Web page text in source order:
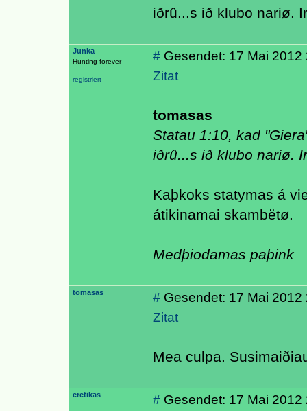
iðrû...s ið klubo nariø.
Junka
Hunting forever
registriert
# Gesendet: 17 Mai 2012
Zitat
tomasas
Statau 1:10, kad
iðrû...s ið klubo nariø.
Kaþkoks statymas á
átikinamai skambëtø.
Medþiodamas paþink
tomasas # Gesendet: 17 Mai 2012
Zitat
Mea culpa.
eretikas # Gesendet: 17 Mai 2012